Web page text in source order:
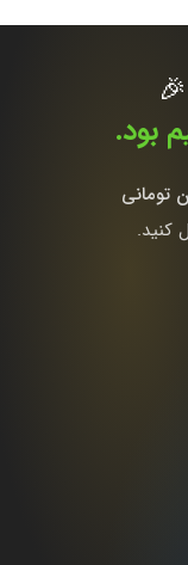
بود.
تومانی
کنید.
برنج